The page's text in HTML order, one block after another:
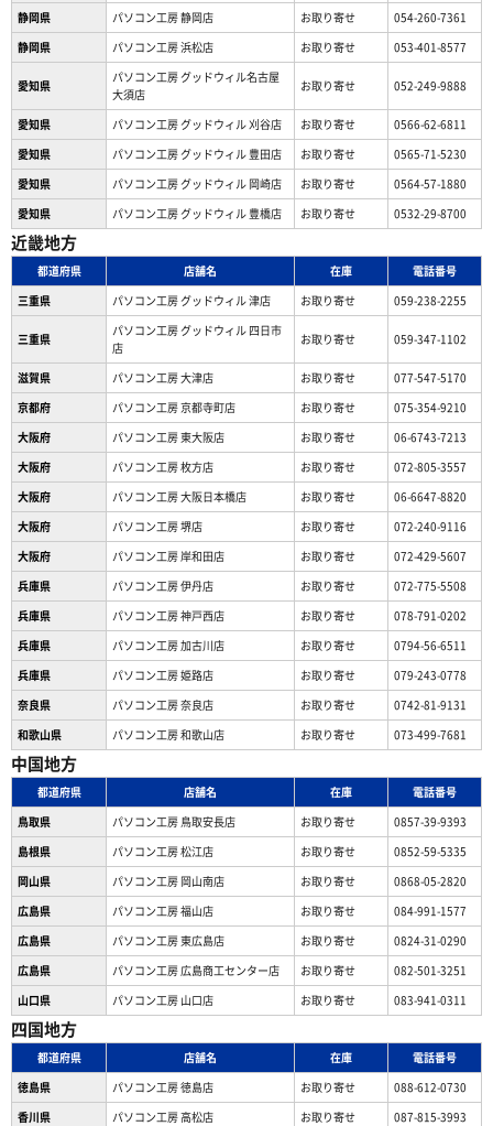
静岡県 パソコン工房 静岡店 お取り寄せ
054-260-7361
静岡県
パソコン工房 浜松店 お取り寄せ 053-401-8577
愛知県
パソコン工房 グッドウィル名古屋
大須店
お取り寄せ 052-249-9888
愛知県 パソコン工房 グッドウィル 刈谷店 お取り寄せ
0566-62-6811
愛知県
パソコン工房 グッドウィル 豊田店 お取り寄せ
0565-71-5230
愛知県
パソコン工房 グッドウィル 岡崎店 お取り寄せ
0564-57-1880
愛知県
パソコン工房 グッドウィル 豊橋店 お取り寄せ 0532-29-8700
近畿地方
都道府県 店舗名 在庫
電話番号
三重県
パソコン工房 グッドウィル 津店 お取り寄せ 059-238-2255
三重県
パソコン工房 グッドウィル 四日市
店
お取り寄せ 059-347-1102
滋賀県 パソコン工房 大津店 お取り寄せ
077-547-5170
京都府
パソコン工房 京都寺町店 お取り寄せ
075-354-9210
大阪府
パソコン工房 東大阪店 お取り寄せ
06-6743-7213
大阪府
パソコン工房 枚方店 お取り寄せ
072-805-3557
大阪府
パソコン工房 大阪日本橋店 お取り寄せ
06-6647-8820
大阪府
パソコン工房 堺店 お取り寄せ
072-240-9116
大阪府
パソコン工房 岸和田店 お取り寄せ
072-429-5607
兵庫県
パソコン工房 伊丹店 お取り寄せ
072-775-5508
兵庫県
パソコン工房 神戸西店 お取り寄せ
078-791-0202
兵庫県
パソコン工房 加古川店 お取り寄せ
0794-56-6511
兵庫県
パソコン工房 姫路店 お取り寄せ
079-243-0778
奈良県
パソコン工房 奈良店 お取り寄せ
0742-81-9131
和歌山県
パソコン工房 和歌山店 お取り寄せ 073-499-7681
中国地方
都道府県 店舗名 在庫
電話番号
鳥取県
パソコン工房 鳥取安長店 お取り寄せ
0857-39-9393
島根県
パソコン工房 松江店 お取り寄せ
0852-59-5335
岡山県
パソコン工房 岡山南店 お取り寄せ
0868-05-2820
広島県
パソコン工房 福山店 お取り寄せ
084-991-1577
広島県
パソコン工房 東広島店 お取り寄せ
0824-31-0290
広島県
パソコン工房 広島商工センター店 お取り寄せ
082-501-3251
山口県
パソコン工房 山口店 お取り寄せ 083-941-0311
四国地方
都道府県 店舗名 在庫
電話番号
徳島県
パソコン工房 徳島店 お取り寄せ
088-612-0730
香川県
パソコン工房 高松店 お取り寄せ 087-815-3993